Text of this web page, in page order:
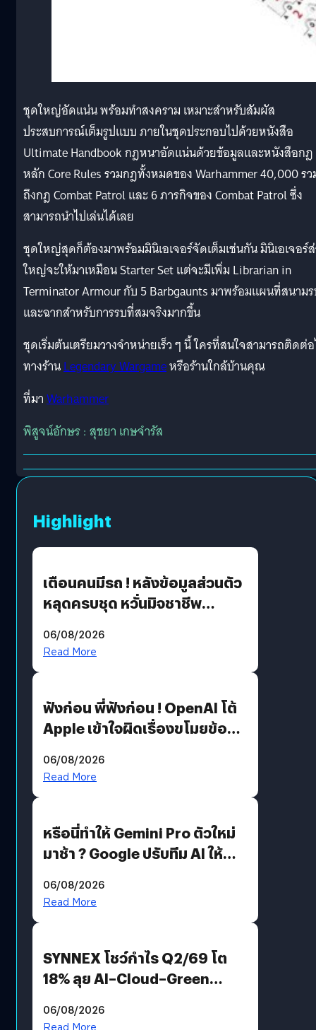
ชุดใหญ่อัดแน่น พร้อมทำสงคราม เหมาะสำหรับสัมผัส
ประสบการณ์เต็มรูปแบบ ภายในชุดประกอบไปด้วยหนังสือ
Ultimate Handbook กฎหนาอัดแน่นด้วยข้อมูลและหนังสือกฎ
หลัก Core Rules รวมกฎทั้งหมดของ Warhammer 40,000 ร
ถึงกฎ Combat Patrol และ 6 ภารกิจของ Combat Patrol ซึ่ง
สามารถนำไปเล่นได้เลย
ชุดใหญ่สุดก็ต้องมาพร้อมมินิเอเจอร์จัดเต็มเช่นกัน มินิเอเจอร์
ใหญ่จะให้มาเหมือน Starter Set แต่จะมีเพิ่ม Librarian in
Terminator Armour กับ 5 Barbgaunts มาพร้อมแผนที่สนาม
และฉากสำหรับการรบที่สมจริงมากขึ้น
ชุดเริ่มต้นเตรียมวางจำหน่ายเร็ว ๆ นี้ ใครที่สนใจสามารถติดต่
ทางร้านLegendary Wargameหรือร้านใกล้บ้านคุณ
ที่มาWarhammer
พิสูจน์อักษร : สุชยา เกษจำรัส
Highlight
เตือนคนมีรถ ! หลังข้อมูลส่วนตัว
หลุดครบชุด หวั่นมิจชาชีพ
รหัสผ่านหลุด ไม่ใช่แฮ็กเกอร์
06/08/2026
Read More
ฟังก่อน พี่ฟังก่อน ! OpenAI โต้
Apple เข้าใจผิดเรื่องขโมยข้อมูล
06/08/2026
Read More
หรือนี่ทำให้ Gemini Pro ตัวใหม่
มาช้า ? Google ปรับทีม AI ให้
AGI
06/08/2026
Read More
SYNNEX โชว์กำไร Q2/69 โต
18% ลุย AI–Cloud–Green
Revenue เร่งเครื่อง New
06/08/2026
Read More